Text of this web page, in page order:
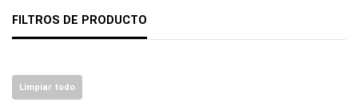
FILTROS DE PRODUCTO
Limpiar todo